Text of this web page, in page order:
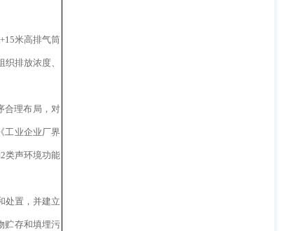
米高排气筒
排放浓度、
合理布局，对
工业企业厂界
类声环境功能
处置，并建立
贮存和填埋污